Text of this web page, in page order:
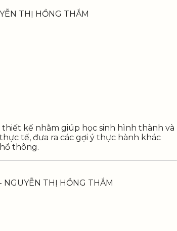
THỊ HỒNG THẮM
thiết kế nhằm giúp học sinh hình thành và
tế, đưa ra các gợi ý thực hành khác
thông.
THỊ HỒNG THẮM